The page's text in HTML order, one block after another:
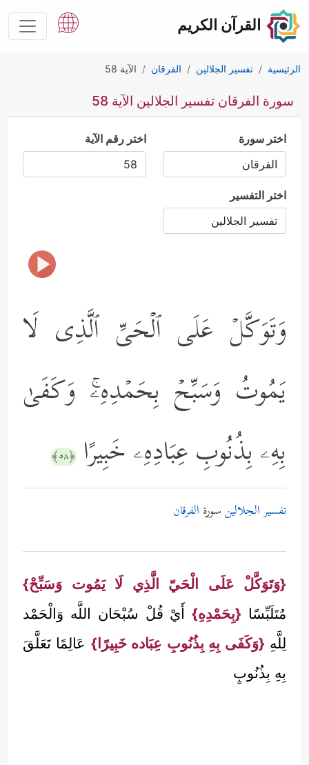
القرآن الكريم
الرئيسية تفسير الجلالين الفرقان الآية 58
سورة الفرقان تفسير الجلالين الآية 58
اختر سورة اختر رقم الآية
اختر التفسير
وَتَوَكَّلۡ عَلَى ٱلۡحَیِّ ٱلَّذِی لَا
یَمُوتُ وَسَبِّحۡ بِحَمۡدِهِۦۚ وَكَفَىٰ
بِهِۦ بِذُنُوبِ عِبَادِهِۦ خَبِیرًا ﴿٥٨﴾
تفسير الجلالينسورة الفرقان
{وَتَوَكَّلْ عَلَى الْحَيّ الَّذِي لَا يَمُوت وَسَبِّحْ}
مُتَلَبِّسًا {بِحَمْدِهِ}أَيْ قُلْ سُبْحَان اللَّه وَالْحَمْد
لِلَّهِ {وَكَفَى بِهِ بِذُنُوبِ عِبَاده خَبِيرًا} عَالِمًا تَعَلَّقَ
بِهِ بِذُنُوبٍ